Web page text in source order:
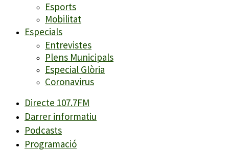
Esports
Mobilitat
Especials
Entrevistes
Plens Municipals
Especial Glòria
Coronavirus
Directe 107.7FM
Darrer informatiu
Podcasts
Programació